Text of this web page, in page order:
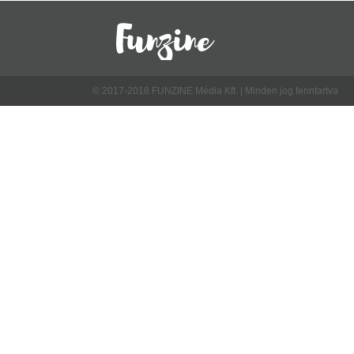
© 2017-2018 FUNZINE Média Kft. | Minden jog fenntartva